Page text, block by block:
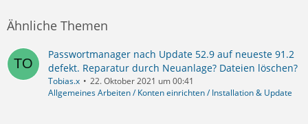
Ähnliche Themen
Passwortmanager nach Update 52.9 auf neueste 91.2
defekt. Reparatur durch Neuanlage? Dateien löschen?
Tobias.x
22. Oktober 2021 um 00:41
Allgemeines Arbeiten / Konten einrichten / Installation & Update